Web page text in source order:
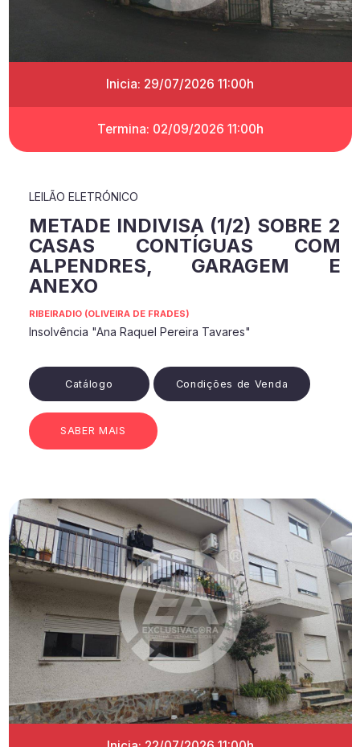
Inicia: 29/07/2026 11:00h
Termina: 02/09/2026 11:00h
LEILÃO ELETRÓNICO
METADE INDIVISA (1/2) SOBRE 2
CASAS CONTÍGUAS COM
ALPENDRES, GARAGEM E
ANEXO
RIBEIRADIO (OLIVEIRA DE FRADES)
Insolvência "Ana Raquel Pereira Tavares"
Catálogo Condições de Venda
SABER MAIS